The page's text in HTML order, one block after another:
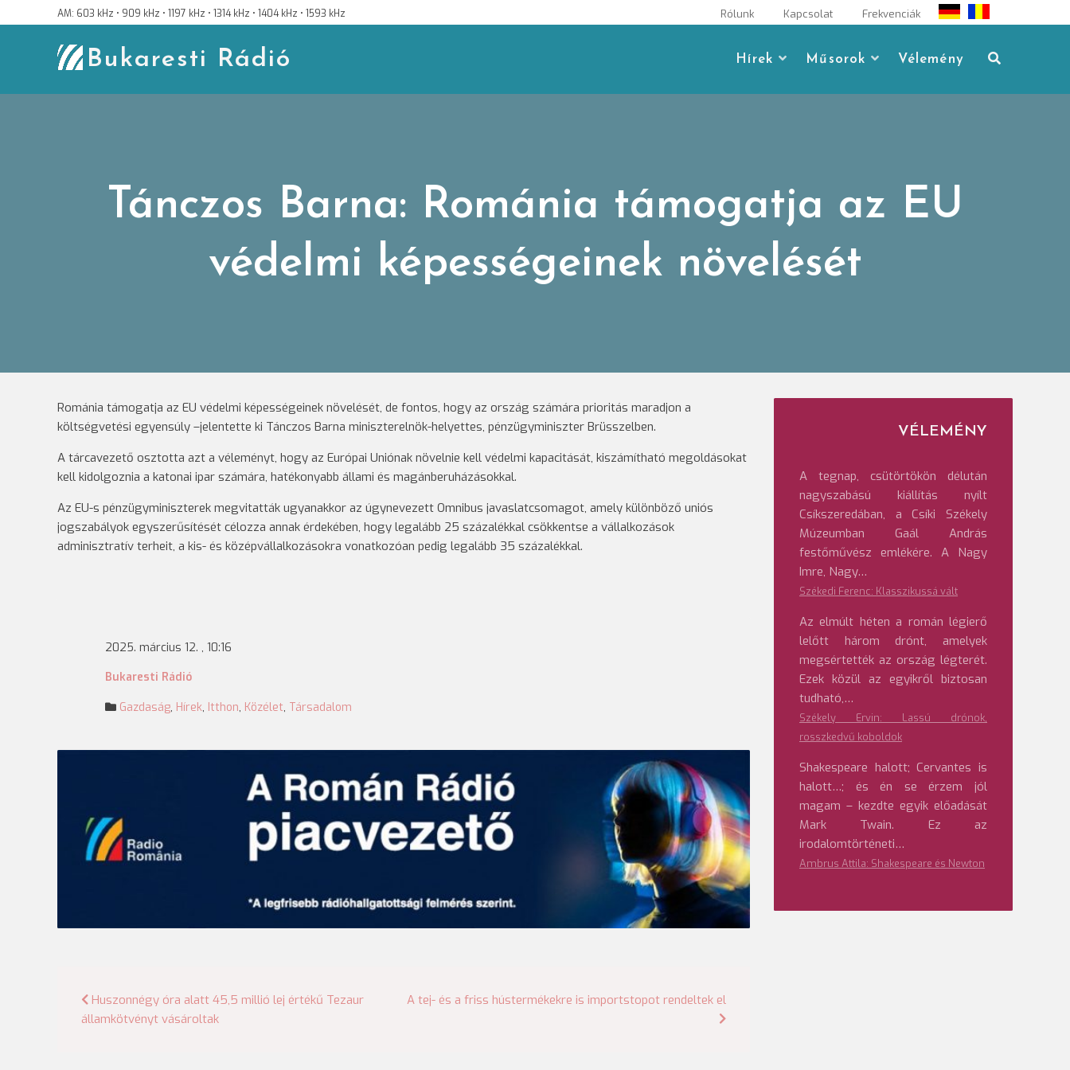
to
AM: 603 kHz • 909 kHz • 1197 kHz • 1314 kHz • 1404 kHz • 1593 kHz Rólunk Kapcsolat Frekvenciák
Bukaresti Rádió Hírek Műsorok Vélemény
Tánczos Barna: Románia támogatja az EU
védelmi képességeinek növelését
Románia támogatja az EU védelmi képességeinek növelését, de fontos, hogy az ország számára prioritás maradjon a
költségvetési egyensúly –jelentette ki Tánczos Barna miniszterelnök-helyettes, pénzügyminiszter Brüsszelben.
A tárcavezető osztotta azt a véleményt, hogy az Európai Uniónak növelnie kell védelmi kapacitását, kiszámítható megoldásokat
kell kidolgoznia a katonai ipar számára, hatékonyabb állami és magánberuházásokkal.
Az EU-s pénzügyminiszterek megvitatták ugyanakkor az úgynevezett Omnibus javaslatcsomagot, amely különböző uniós
jogszabályok egyszerűsítését célozza annak érdekében, hogy legalább 25 százalékkal csökkentse a vállalkozások
adminisztratív terheit, a kis- és középvállalkozásokra vonatkozóan pedig legalább 35 százalékkal.
2025. március 12. , 10:16
Bukaresti Rádió
Gazdaság, Hírek, Itthon, Közélet, Társadalom
Bejegyzés
navigáció
Huszonnégy óra alatt 45,5 millió lej értékű Tezaur
államkötvényt vásároltak
A tej- és a friss hústermékekre is importstopot rendeltek el
VÉLEMÉNY
A tegnap, csütörtökön délután
nagyszabású kiállítás nyílt
Csíkszeredában, a Csíki Székely
Múzeumban Gaál András
festőművész emlékére. A Nagy
Imre, Nagy…
Székedi Ferenc: Klasszikussá vált
Az elmúlt héten a román légierő
lelőtt három drónt, amelyek
megsértették az ország légterét.
Ezek közül az egyikről biztosan
tudható,…
Székely Ervin: Lassú drónok,
rosszkedvű koboldok
Shakespeare halott; Cervantes is
halott…; és én se érzem jól
magam – kezdte egyik előadását
Mark Twain. Ez az
irodalomtörténeti…
Ambrus Attila: Shakespeare és Newton